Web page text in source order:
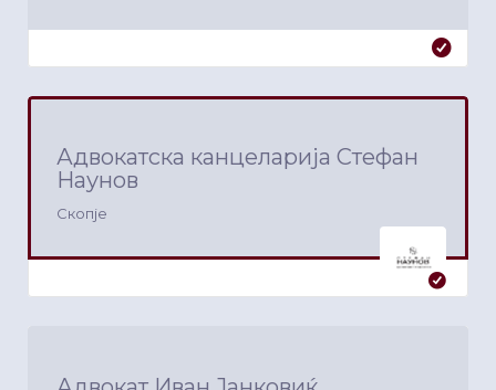
Адвокатска канцеларија Стефан
Наунов
Скопје